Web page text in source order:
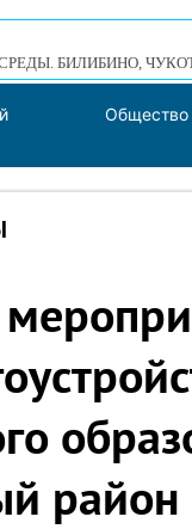
БИЛИБИНО,
Общество
район